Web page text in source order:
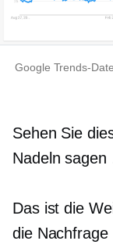
Google Trends-
Sehen Sie
Nadeln
Das ist die
die